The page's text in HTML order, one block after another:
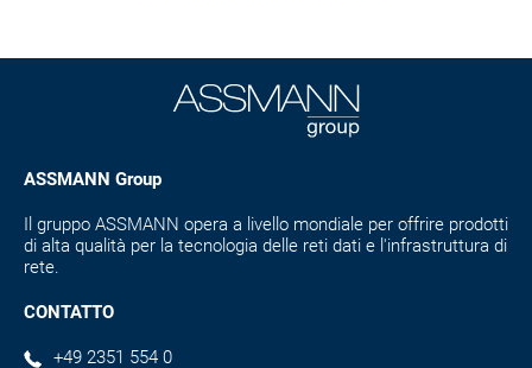
ASSMANN Group
Il gruppo ASSMANN opera a livello mondiale per offrire prodotti
di alta qualità per la tecnologia delle reti dati e l'infrastruttura di
rete.
CONTATTO
+49 2351 554 0